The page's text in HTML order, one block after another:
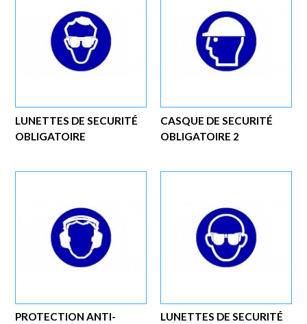
CASQUE DE SECURITÉ
OBLIGATOIRE 2
LUNETTES DE SECURITÉ
OBLIGATOIRE
LUNETTES DE SECURITÉ
PROTECTION ANTI-